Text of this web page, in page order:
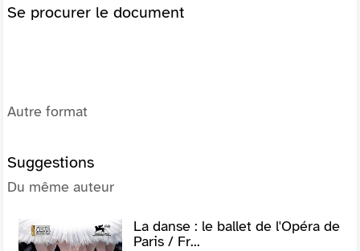
Se procurer le document
Autre format
Suggestions
Du même auteur
La danse : le ballet de l'Opéra de
Paris / Fr...